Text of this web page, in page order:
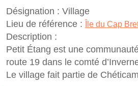
Désignation : Village
Lieu de référence :
Île du Cap
Description :
Petit Étang est une
route 19 dans le comté
Le village fait partie de